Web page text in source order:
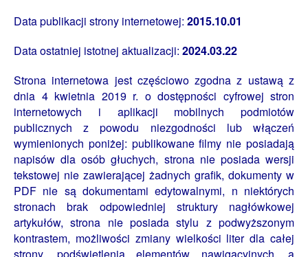
Data publikacji strony internetowej: 2015.10.01
Data ostatniej istotnej aktualizacji: 2024.03.22
Strona internetowa jest częściowo zgodna z ustawą z
dnia 4 kwietnia 2019 r. o dostępności cyfrowej stron
internetowych i aplikacji mobilnych podmiotów
publicznych z powodu niezgodności lub włączeń
wymienionych poniżej: publikowanefilmy nie posiadają
napisów dla osób głuchych, strona nie posiada wersji
tekstowej nie zawierającej żadnych grafik, dokumenty w
PDF nie są dokumentami edytowalnymi, n niektórych
stronach brak odpowiedniej struktury nagłówkowej
artykułów, strona nie posiada stylu z podwyższonym
kontrastem, możliwości zmiany wielkości liter dla całej